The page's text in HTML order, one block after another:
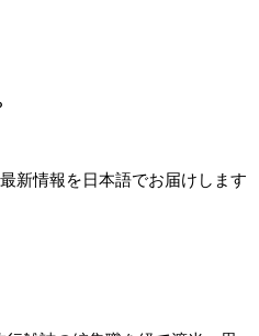
新情報を日本語でお届けします